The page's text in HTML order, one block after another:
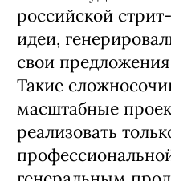
российской
идеи,
свои
Такие
масштабные
реализовать